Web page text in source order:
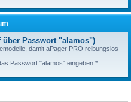
Passwort "alamos")
damit aPager PRO reibungslos
Passwort "alamos" eingeben *